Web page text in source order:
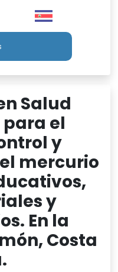
Salud
el
y
mercurio
y
En la
Costa